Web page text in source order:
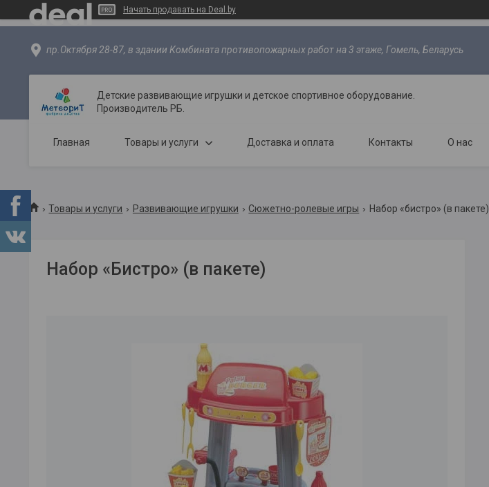
Начать продавать на Deal.by
пр.Октября 28-87, в здании Комбината противопожарных работ на 3 этаже, Гомель, Беларусь
Детские развивающие игрушки и детское спортивное оборудование.
Производитель РБ.
Главная Товары и услуги Доставка и оплата Контакты О нас
Товары и услуги Развивающие игрушки Сюжетно-ролевые игры Набор «бистро» (в пакете)
Набор «Бистро» (в пакете)